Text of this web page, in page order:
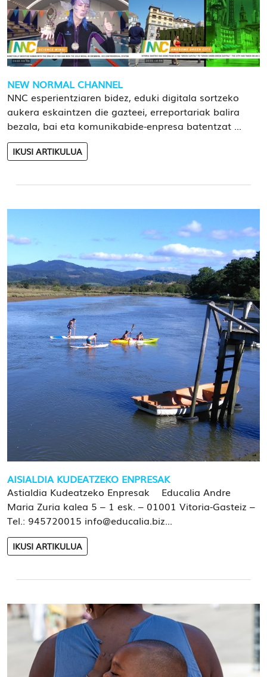
NEW NORMAL CHANNEL
NNC esperientziaren bidez, eduki digitala sortzeko
aukera eskaintzen die gazteei, erreportariak balira
bezala, bai eta komunikabide-enpresa batentzat ...
IKUSI ARTIKULUA
AISIALDIA KUDEATZEKO ENPRESAK
Astialdia Kudeatzeko Enpresak Educalia Andre
Maria Zuria kalea 5 – 1 esk. – 01001 Vitoria-Gasteiz –
Tel.: 945720015 info@educalia.biz...
IKUSI ARTIKULUA